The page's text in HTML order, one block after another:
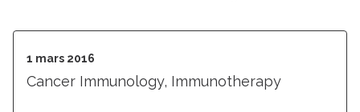
1 mars 2016
Cancer Immunology, Immunotherapy